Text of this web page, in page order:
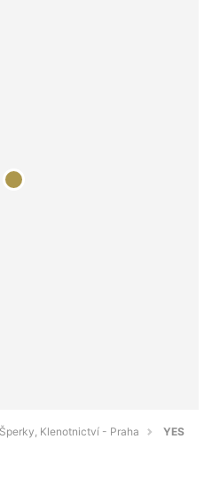
Klenotnictví - Praha YES